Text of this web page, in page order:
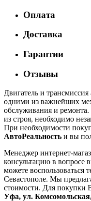
Оплата
Доставка
Гарантии
Отзывы
Двигатель и
одними из важнейших
обслуживания и ремонта.
из строя, необходимо
При необходимости
АвтоРеальность и вы
Менеджер интернет-
консультацию в вопросе
можете воспользоваться
Севастополе. Мы
стоимости. Для покупки
Уфа, ул.